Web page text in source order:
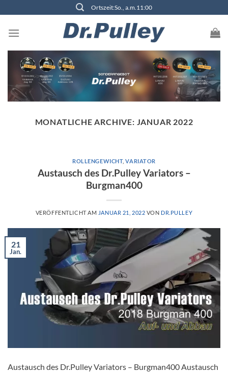
springen
Ortszeit:So., a.m.11:00
MONATLICHE ARCHIVE: JANUAR 2022
ROLLENGEWICHT,VARIATOR
Austausch des Dr.Pulley Variators –
Burgman400
VERÖFFENTLICHT AM JANUAR 21, 2022 VON DR.PULLEY
21
Jan.
Austausch des Dr.Pulley Variators – Burgman400 Austausch